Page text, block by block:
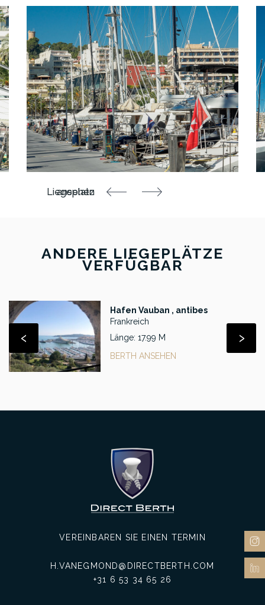
ANDERE LIEGEPLÄTZE
VERFÜGBAR
Hafen Vauban , antibes
Frankreich
Länge: 17.99 M
BERTH ANSEHEN
‹ ›
VEREINBAREN SIE EINEN TERMIN
H.VANEGMOND@DIRECTBERTH.COM
+31 6 53 34 65 26